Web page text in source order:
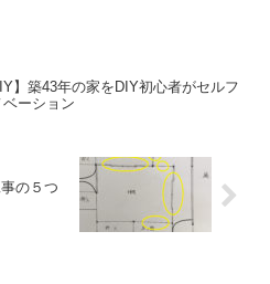
】築43年の家をDIY初心者がセルフ
ベーション
の５つ